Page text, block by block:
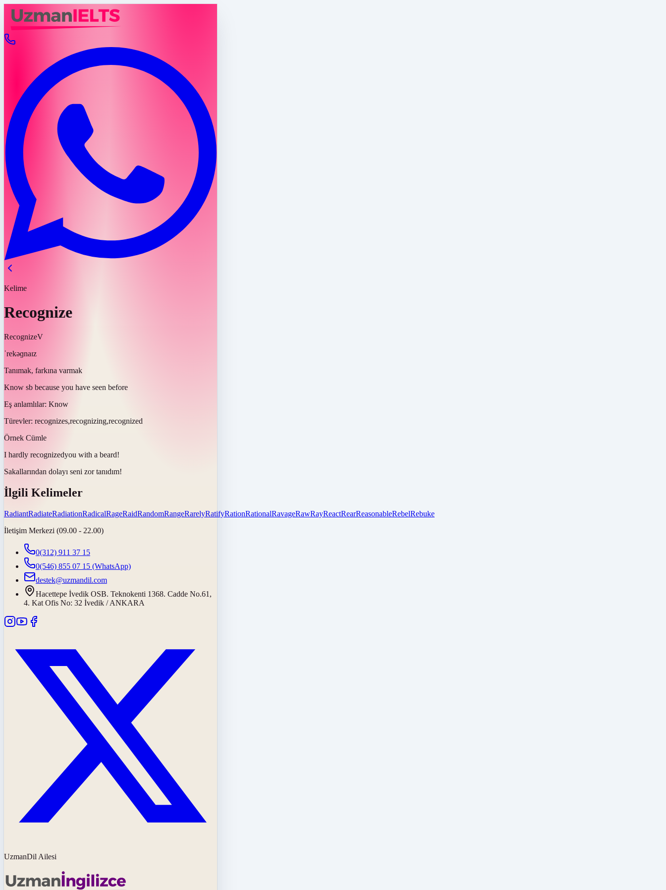
Kelime
Recognize
RecognizeV
ˈrekəɡnaɪz
Tanımak, farkına varmak
Know sb because you have seen before
Eş anlamlılar: Know
Türevler: recognizes,recognizing,recognized
Örnek Cümle
I hardly recognizedyou with a beard!
Sakallarından dolayı seni zor tanıdım!
İlgili Kelimeler
RadiantRadiateRadiationRadicalRageRaidRandomRangeRarelyRatifyRationRationalRavageRawRayReactRearReasonableRebelRebuke
İletişim Merkezi (09.00 - 22.00)
0(312) 911 37 15
0(546) 855 07 15 (WhatsApp)
destek@uzmandil.com
Hacettepe İvedik OSB. Teknokenti 1368. Cadde No.61,
4. Kat Ofis No: 32 İvedik / ANKARA
UzmanDil Ailesi